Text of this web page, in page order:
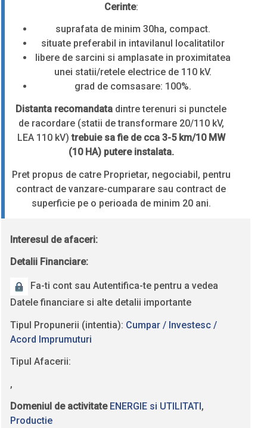
Cerinte:
suprafata de minim 30ha, compact.
situate preferabil in intavilanul localitatilor
libere de sarcini si amplasate in proximitatea
unei statii/retele electrice de 110 kV.
grad de comsasare: 100%.
Distanta recomandata dintre terenuri si punctele
de racordare (statii de transformare 20/110 kV,
LEA 110 kV)trebuie sa fie de cca 3-5 km/10 MW
(10 HA) putere instalata.
Pret propus de catre Proprietar, negociabil, pentru
contract de vanzare-cumparare sau contract de
superficie pe o perioada de minim 20 ani.
Interesul de afaceri:
Detalii Financiare:
Fa-ti cont sau Autentifica-te pentru a vedea
Datele financiare si alte detalii importante
Tipul Propunerii (intentia): Cumpar / Investesc /
Acord Imprumuturi
Tipul Afacerii:
,
Domeniul de activitate ENERGIE si UTILITATI ,
Productie